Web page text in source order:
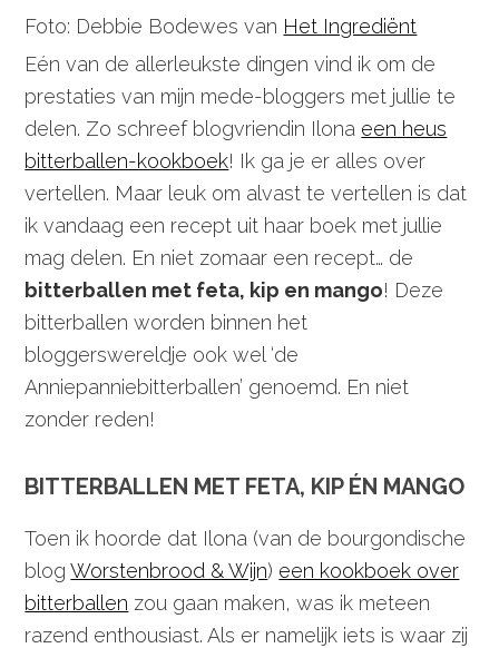
Foto: Debbie Bodewes van Het Ingrediënt
Eén van de allerleukste dingen vind ik om de
prestaties van mijn mede-bloggers met jullie te
delen. Zo schreef blogvriendin Ilona een heus
bitterballen-kookboek! Ik ga je er alles over
vertellen. Maar leuk om alvast te vertellen is dat
ik vandaag een recept uit haar boek met jullie
mag delen. En niet zomaar een recept… de
bitterballen met feta, kip en mango! Deze
bitterballen worden binnen het
bloggerswereldje ook wel ‘de
Anniepanniebitterballen’ genoemd. En niet
zonder reden!
BITTERBALLEN MET FETA, KIP ÉN MANGO
Toen ik hoorde dat Ilona (van de bourgondische
blogWorstenbrood & Wijn) een kookboek over
bitterballen zou gaan maken, was ik meteen
razend enthousiast. Als er namelijk iets is waar zij